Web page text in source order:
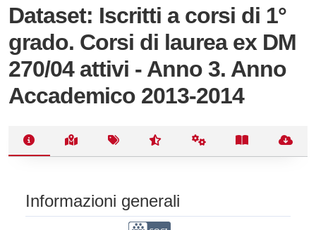
Dataset: Iscritti a corsi di 1°
grado. Corsi di laurea ex DM
270/04 attivi - Anno 3. Anno
Accademico 2013-2014
Informazioni generali